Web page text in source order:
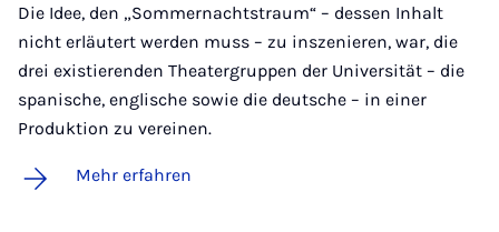
Die Idee, den „Sommernachtstraum“ – dessen Inhalt
nicht erläutert werden muss – zu inszenieren, war, die
drei existierenden Theatergruppen der Universität – die
spanische, englische sowie die deutsche – in einer
Produktion zu vereinen.
Mehr erfahren